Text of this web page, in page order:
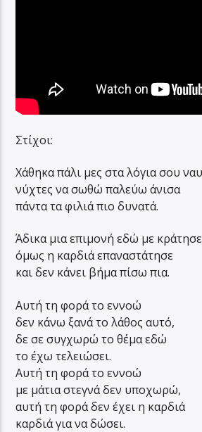
Στίχοι:
Χάθηκα πάλι μες στα λόγια σου
νύχτες να σωθώ παλεύω άνισα
πάντα τα φιλιά πιο δυνατά.
Άδικα μια επιμονή εδώ με κράτησε
όμως η καρδιά επαναστάτησε
και δεν κάνει βήμα πίσω πια.
Αυτή τη φορά το εννοώ
δεν κάνω ξανά το λάθος αυτό,
δε σε συγχωρώ το θέμα εδώ
το έχω τελειώσει.
Αυτή τη φορά το εννοώ
με μάτια στεγνά δεν υποχωρώ,
αυτή τη φορά δεν έχει η καρδιά
καρδιά για να δώσει.